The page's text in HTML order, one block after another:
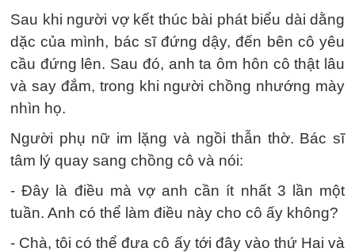
Sau khi người vợ kết thúc bài phát biểu dài dằng
dặc của mình, bác sĩ đứng dậy, đến bên cô yêu
cầu đứng lên. Sau đó, anh ta ôm hôn cô thật lâu
và say đắm, trong khi người chồng nhướng mày
nhìn họ.
Người phụ nữ im lặng và ngồi thẫn thờ. Bác sĩ
tâm lý quay sang chồng cô và nói:
- Đây là điều mà vợ anh cần ít nhất 3 lần một
tuần. Anh có thể làm điều này cho cô ấy không?
- Chà, tôi có thể đưa cô ấy tới đây vào thứ Hai và